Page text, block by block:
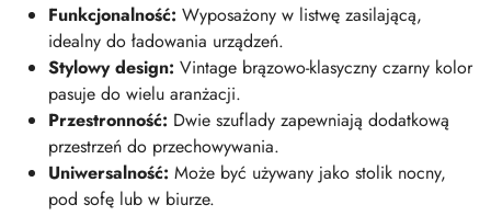
Funkcjonalność: Wyposażony w listwę zasilającą,
idealny do ładowania urządzeń.
Stylowy design: Vintage brązowo-klasyczny czarny kolor
pasuje do wielu aranżacji.
Przestronność: Dwie szuflady zapewniają dodatkową
przestrzeń do przechowywania.
Uniwersalność: Może być używany jako stolik nocny,
pod sofę lub w biurze.